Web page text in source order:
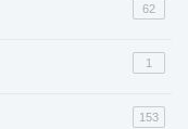
62
1
153